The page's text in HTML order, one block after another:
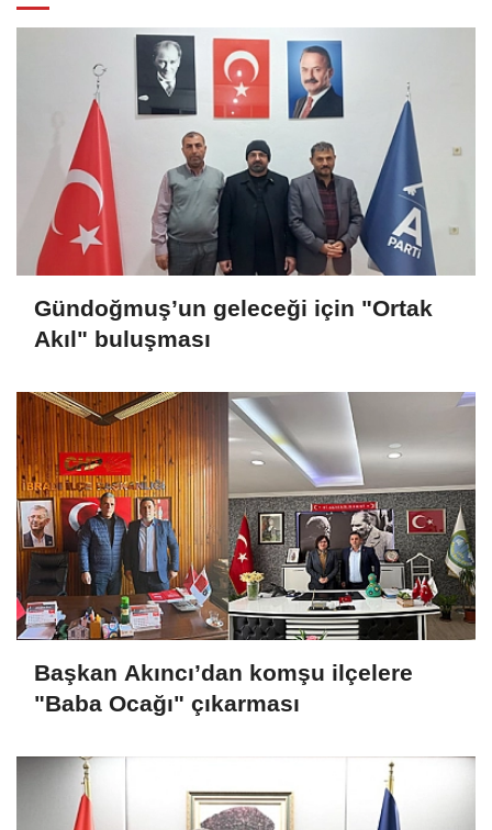
Gündoğmuş’un geleceği için "Ortak
Akıl" buluşması
Başkan Akıncı’dan komşu ilçelere
"Baba Ocağı" çıkarması